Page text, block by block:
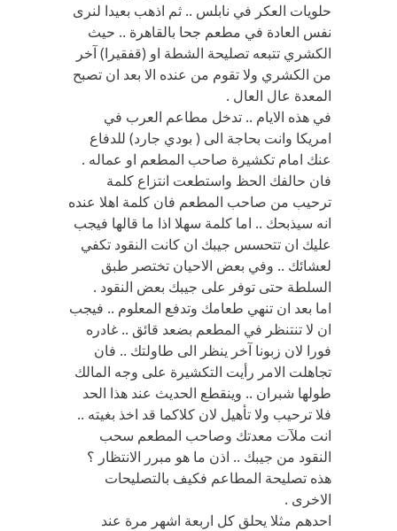
حلويات العكر في نابلس .. ثم اذهب بعيدا لنرى
نفس العادة في مطعم جحا بالقاهرة .. حيث
الكشري تتبعه تصليحة الشطة او (قفقيرا) آخر
من الكشري ولا تقوم من عنده الا بعد ان تصبح
المعدة عال العال .
في هذه الايام .. تدخل مطاعم العرب في
امريكا وانت بحاجة الى ( بودي جارد) للدفاع
عنك امام تكشيرة صاحب المطعم او عماله .
فان حالفك الحظ واستطعت انتزاع كلمة
ترحيب من صاحب المطعم فان كلمة اهلا عنده
انه سيذبحك .. اما كلمة سهلا اذا ما قالها فيجب
عليك ان تتحسس جيبك ان كانت النقود تكفي
لعشائك .. وفي بعض الاحيان تختصر طبق
السلطة حتى توفر على جيبك بعض النقود .
اما بعد ان تنهي طعامك وتدفع المعلوم .. فيجب
ان لا تنتنظر في المطعم بضعد قائق .. غادره
فورا لان زبونا آخر ينظر الى طاولتك .. فان
تجاهلت الامر رأيت التكشيرة على وجه المالك
طولها شبران .. وينقطع الحديث عند هذا الحد
فلا ترحيب ولا تأهيل لان كلاكما قد اخذ بغيته ..
انت ملآت معدتك وصاحب المطعم سحب
النقود من جيبك .. اذن ما هو مبرر الانتظار ؟
هذه تصليحة المطاعم فكيف بالتصليحات
الاخرى .
احدهم مثلا يحلق كل اربعة اشهر مرة عند